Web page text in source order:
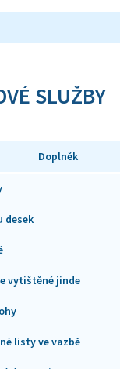
SLUŽBY
Doplněk
desek
vytištěné jinde
listy ve vazbě